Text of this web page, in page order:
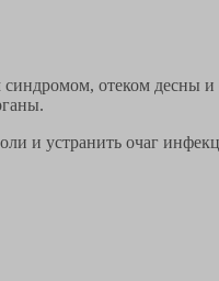
отеком десны
и устранить очаг